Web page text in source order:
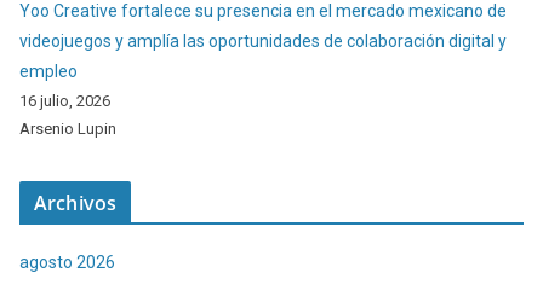
Yoo Creative fortalece su presencia en el mercado mexicano de
videojuegos y amplía las oportunidades de colaboración digital y
empleo
16 julio, 2026
Arsenio Lupin
Archivos
agosto 2026